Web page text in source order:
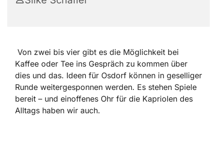
Von zwei bis vier gibt es die Möglichkeit bei
Kaffee oder Tee ins Gespräch zu kommen über
dies und das. Ideen für Osdorf können in geselliger
Runde weitergesponnen werden. Es stehen Spiele
bereit – und einoffenes Ohr für die Kapriolen des
Alltags haben wir auch.